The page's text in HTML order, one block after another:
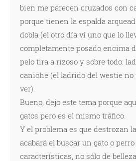
bien me parecen cruzados con
porque tienen la espalda
dobla (el otro día ví uno que lo
completamente posado encima
pelo tira a rizoso y sobre todo:
caniche (el ladrido del westie no
ver).
Bueno, dejo este tema porque
gatos pero es el mismo tráfico.
Y el problema es que destrozan
acabará el buscar un gato o
características, no sólo de